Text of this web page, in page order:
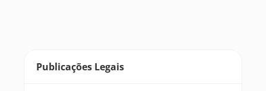
Publicações Legais